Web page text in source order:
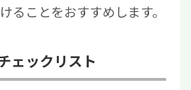
ることをおすすめします。
ェックリスト